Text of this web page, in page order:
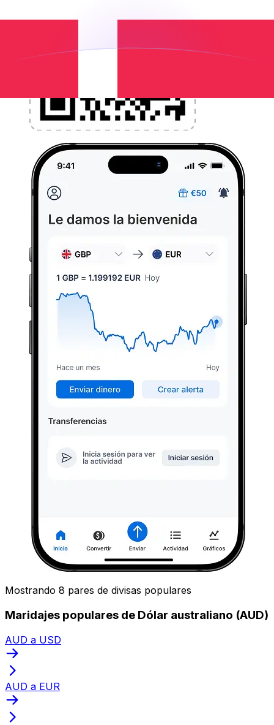
Mostrando 8 pares de divisas populares
Maridajes populares de Dólar australiano (AUD)
AUD a USD
AUD a EUR